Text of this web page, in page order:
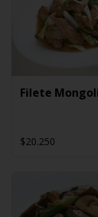
Filete
$20.250